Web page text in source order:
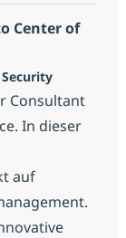
Center of
Consultant
In dieser
auf